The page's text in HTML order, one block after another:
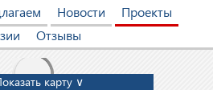
Новости
Проекты
Отзывы
карту ∨